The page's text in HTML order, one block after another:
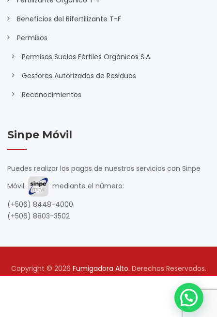
Beneficios del Bifertilizante T-F
Permisos
Permisos Suelos Fértiles Orgánicos S.A.
Gestores Autorizados de Residuos
Reconocimientos
Sinpe Móvil
Puedes realizar los pagos de nuestros servicios con Sinpe
Móvil
mediante el número:
(+506) 8448-4000
(+506) 8803-3502
Copyright © 2026 Fumigadora Alto. Derechos Reservados.